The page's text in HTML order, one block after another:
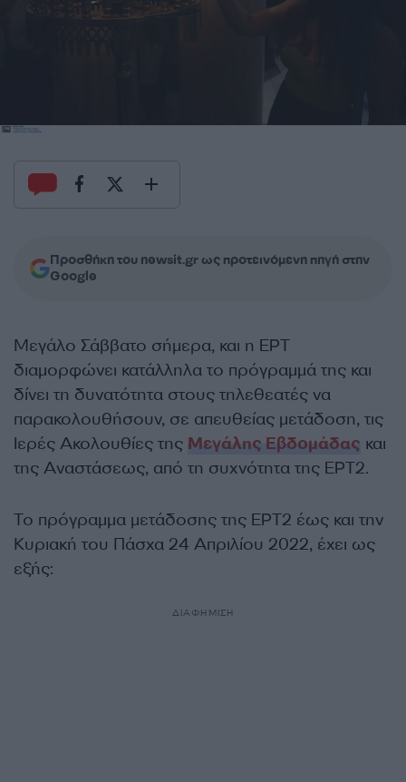
Προσθήκη του newsit.gr ως προτεινόμενη πηγή στην
Google
Μεγάλο Σάββατο σήμερα, και η ΕΡΤ
διαμορφώνει κατάλληλα το πρόγραμμά της και
δίνει τη δυνατότητα στους τηλεθεατές να
παρακολουθήσουν, σε απευθείας μετάδοση, τις
Ιερές Ακολουθίες της Μεγάλης Εβδομάδας και
της Αναστάσεως, από τη συχνότητα της ΕΡΤ2.
Το πρόγραμμα μετάδοσης της ΕΡΤ2 έως και την
Κυριακή του Πάσχα 24 Απριλίου 2022, έχει ως
εξής:
ΔΙΑΦΗΜΙΣΗ